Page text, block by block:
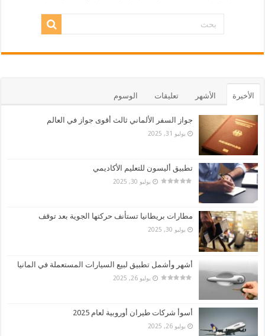
الأخيرة الأشهر تعليقات الوسوم
جواز السفر الألماني ثالث أقوى جواز في العالم
يوليو 31, 2025
تطبيق أليسون للتعليم الأكاديمي
يوليو 30, 2025
مطارات بريطانيا تستأنف حركتها الجوية بعد توقف
يوليو 30, 2025
أشهر وأشمل تطبيق لبيع السيارات المستعملة في المانيا
يوليو 26, 2025
أسوأ شركات طيران أوروبية لعام 2025
يوليو 26, 2025